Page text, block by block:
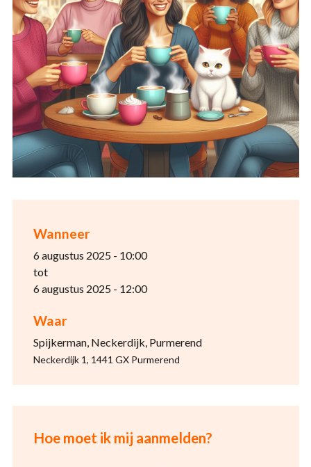
Wanneer
6 augustus 2025 - 10:00
tot
6 augustus 2025 - 12:00
Waar
Spijkerman, Neckerdijk, Purmerend
Neckerdijk 1, 1441 GX Purmerend
Hoe moet ik mij aanmelden?